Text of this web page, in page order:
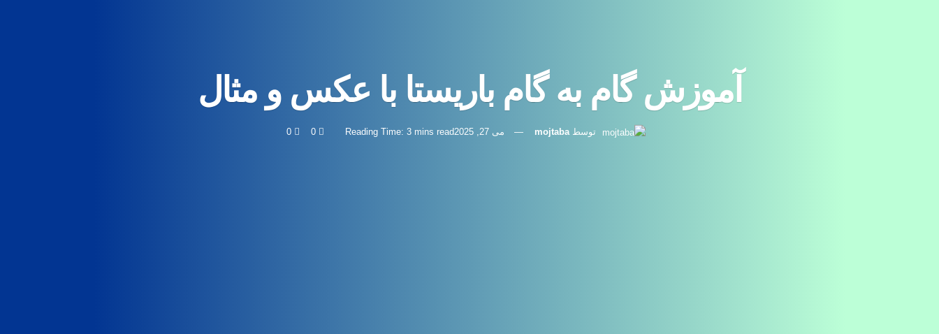
آموزش گام به گام باریستا با عکس و مثال
توسط mojtaba می 27, 2025 Reading Time: 3 mins read
0
0